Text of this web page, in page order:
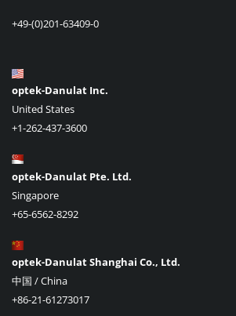
+49-(0)201-63409-0
optek-Danulat Inc.
United States
+1-262-437-3600
optek-Danulat Pte. Ltd.
Singapore
+65-6562-8292
optek-Danulat Shanghai Co., Ltd.
中国 / China
+86-21-61273017